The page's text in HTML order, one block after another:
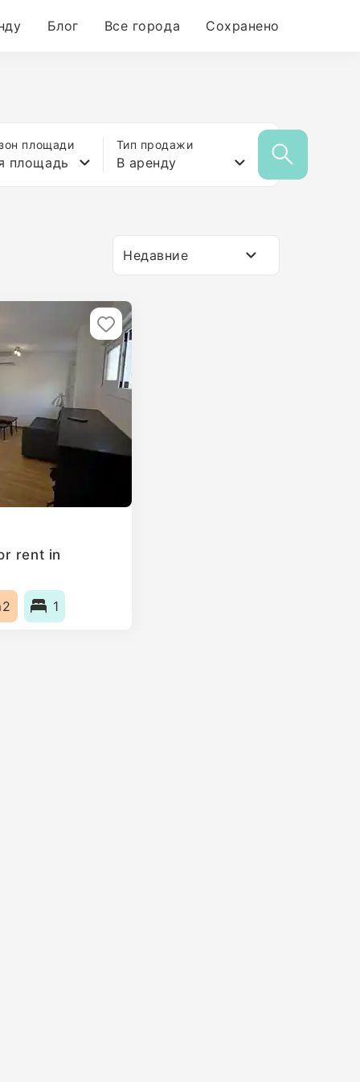
Блог Все города Сохранено
площади
площадь
Тип продажи
В аренду
Недавние
rent in
1